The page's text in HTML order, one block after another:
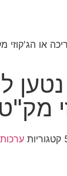
מק"ט 58624
בסטוואי
קטגוריות